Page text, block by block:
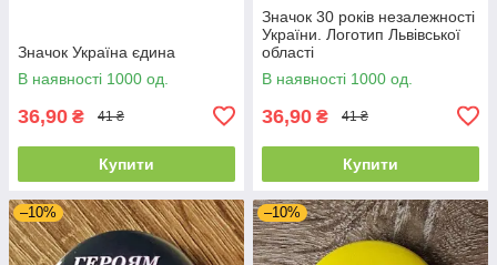
Значок Україна єдина
В наявності 1000 од.
36,90 ₴ 41 ₴
Купити
Значок 30 років незалежності
України. Логотип Львівської
області
В наявності 1000 од.
36,90 ₴ 41 ₴
Купити
–10% –10%